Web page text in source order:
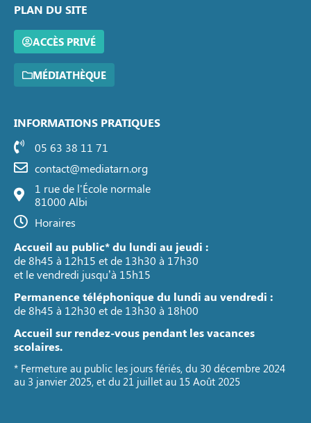
PLAN DU SITE
ACCÈS PRIVÉ
MÉDIATHÈQUE
INFORMATIONS PRATIQUES
05 63 38 11 71
contact@mediatarn.org
1 rue de l'École normale
81000 Albi
Horaires
Accueil au public* du lundi au jeudi :
de 8h45 à 12h15 et de 13h30 à 17h30
et le vendredi jusqu’à 15h15
Permanence téléphonique du lundi au vendredi :
de 8h45 à 12h30 et de 13h30 à 18h00
Accueil sur rendez-vous pendant les vacances
scolaires.
* Fermeture au public les jours fériés, du 30 décembre 2024
au 3 janvier 2025, et du 21 juillet au 15 Août 2025